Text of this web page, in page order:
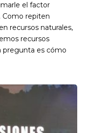
el factor
Como repiten
recursos naturales,
recursos
pregunta es cómo